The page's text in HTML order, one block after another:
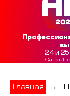
24 и
Санкт-
Главная →